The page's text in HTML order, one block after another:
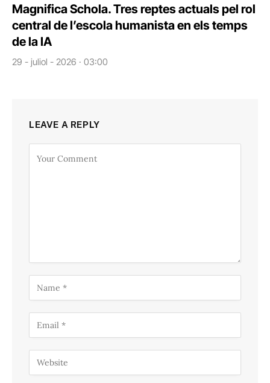
Magnifica Schola. Tres reptes actuals pel rol
central de l’escola humanista en els temps
de la IA
29 - juliol - 2026 · 03:00
LEAVE A REPLY